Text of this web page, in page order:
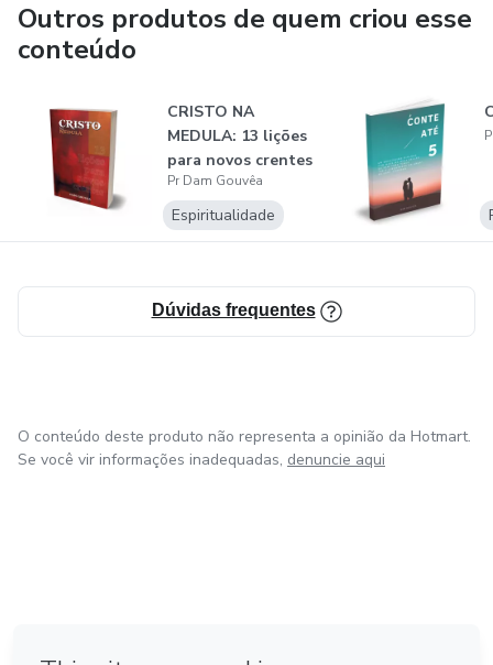
Outros produtos de quem criou esse
conteúdo
CRISTO NA
MEDULA: 13 lições
para novos crentes
Pr Dam Gouvêa
Espiritualidade
Dúvidas frequentes
O conteúdo deste produto não representa a opinião da Hotmart.
Se você vir informações inadequadas, denuncie aqui